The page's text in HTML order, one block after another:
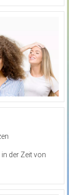
in der Zeit von